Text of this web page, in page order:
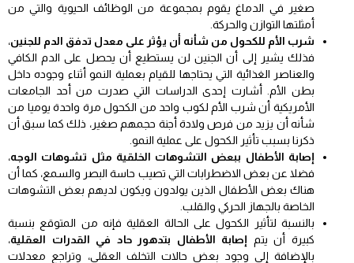
صغير في الدماغ يقوم بمجموعة من الوظائف الحيوية والتي من
أمثلتها التوازن والحركة.
شرب الأم للكحول من شأنه أن يؤثر على معدل تدفق الدم للجنين،
فذلك يشير إلى أن الجنين لن يستطيع أن يحصل على الدم الكافي
والعناصر الغذائية التي يحتاجها للقيام بعملية النمو أثناء وجوده داخل
بطن الأم. أشارت إحدى الدراسات التي صدرت من أحد الجامعات
الأمريكية أن شرب الأم لكوب واحد من الكحول مرة واحدة يوميا من
شأنه أن يزيد من فرص ولادة أجنة حجمهم صغير، ذلك كما سبق أن
ذكرنا بسبب تأثير الكحول على عملية النمو.
إصابة الأطفال ببعض التشوهات الخلقية مثل تشوهات الوجه،
فضلا عن بعض الاضطرابات التي تصيب حاسة البصر والسمع، كما أن
هناك بعض الأطفال الذين يولدون ويكون لديهم بعض التشوهات
الخاصة بالجهاز الحركي والقلب.
بالنسبة لتأثير الكحول على الحالة العقلية فإنه من المتوقع بنسبة
كبيرة أن يتم إصابة الأطفال بتدهور حاد في القدرات العقلية،
بالإضافة إلي وجود بعض حالات التخلف العقلي، وتراجع معدلات